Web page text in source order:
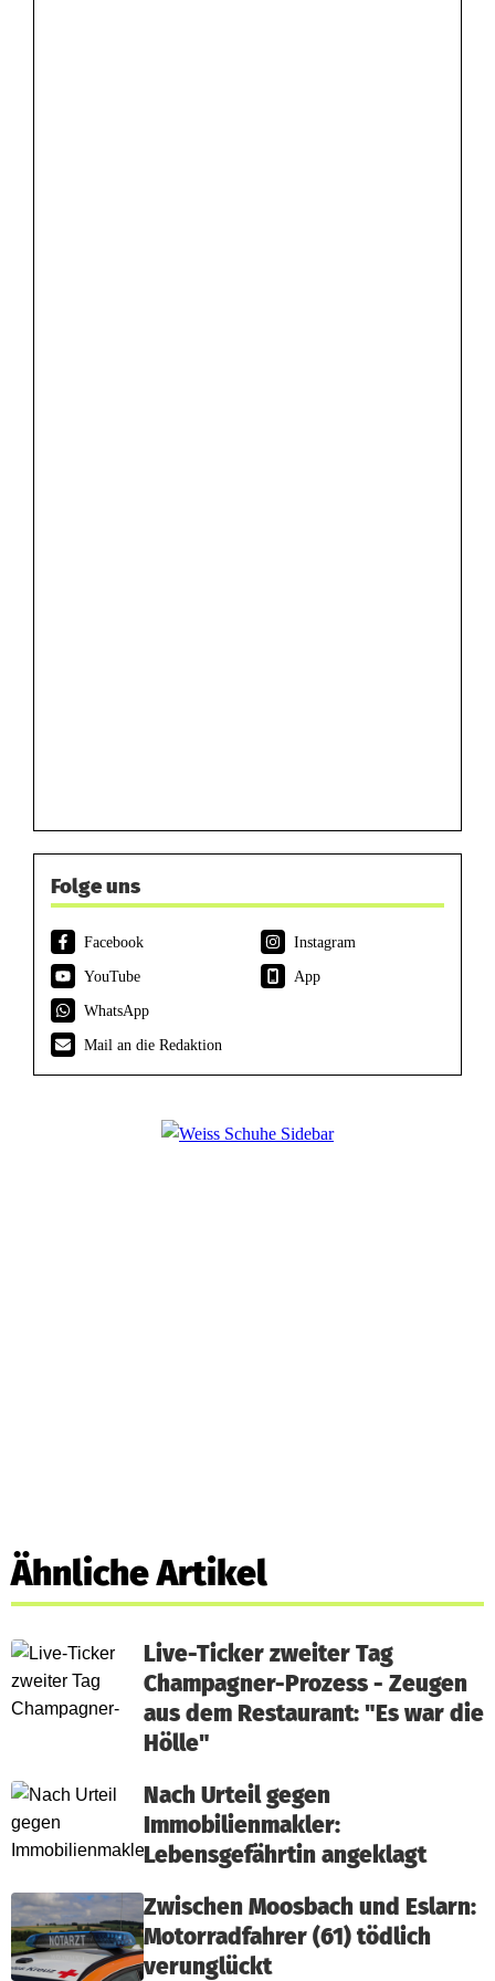
Folge uns
Facebook
Instagram
YouTube
App
WhatsApp
Mail an die Redaktion
Ähnliche Artikel
Live-Ticker zweiter Tag
Champagner-Prozess - Zeugen
aus dem Restaurant: "Es war die
Hölle"
Nach Urteil gegen
Immobilienmakler:
Lebensgefährtin angeklagt
Zwischen Moosbach und Eslarn:
Motorradfahrer (61) tödlich
verunglückt